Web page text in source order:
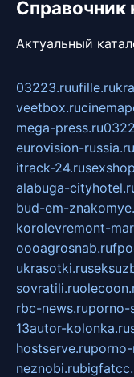
Справочник
Актуальный
03223.ruufille.ru
veetbox.ru
mega-press.ru
eurovision-russia.ru
itrack-24.ru
alabuga-
bud-em-
korolevremont-
oooagrosnab.ru
ukrasotki.ru
sovratili.ru
rbc-news.ruporno-
13autor-kolonka.ru
hostserve.ru
neznobi.ru